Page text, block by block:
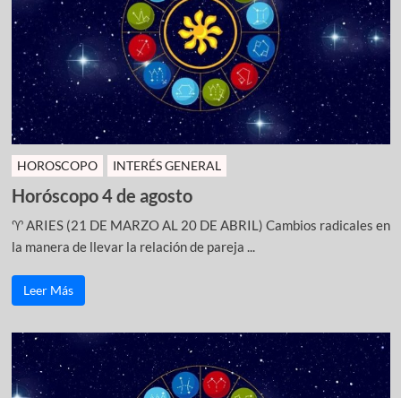
HOROSCOPO INTERÉS GENERAL
Horóscopo 4 de agosto
♈ ARIES (21 DE MARZO AL 20 DE ABRIL) Cambios radicales en
la manera de llevar la relación de pareja ...
Leer Más